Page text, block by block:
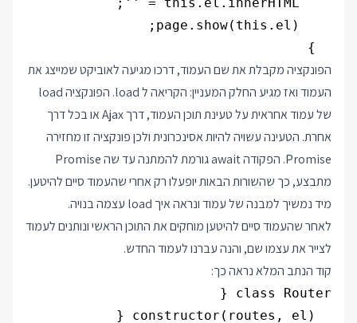
  }
הפונקציה מקבלת את שם העמוד, דרכו מגיעה לאוביקט שמייצג את
העמוד ואז מגיע החלק המעניין: הקריאה ל load. הפונקציה load
של עמוד אחראית על טעינת תוכן העמוד, דרך Ajax או בכל דרך
אחרת. הטעינה עשויה להיות אסינכרונית ולכן פונקציה זו מחזירה
Promise. הפקודה await גורמת להמתנה עד שה Promise
מתבצע, כך שהשורות הבאות יופעלו רק אחרי שהעמוד סיים להיטען.
מיד נמשיך למבנה של עמוד ונראה איך load עצמה בנויה.
לאחר שהעמוד סיים להיטען מוחקים את התוכן הראשי ונותנים לעמוד
לצייר את עצמו שם, והנה עברנו לעמוד החדש.
קוד הנתב המלא נראה כך: